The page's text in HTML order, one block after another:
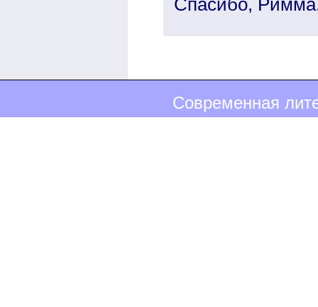
Спасибо,
Современная